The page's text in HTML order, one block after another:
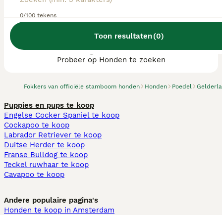
0/100 tekens
Toon resultaten(0)
Fokkers van officiële stamboom honden Honden Poedel
We hebben 0 Poedel fokkers, Eibergen
gevonden.
Probeer op Honden te zoeken
Puppies en pups te koop
Engelse Cocker Spaniel te koop
Cockapoo te koop
Labrador Retriever te koop
Duitse Herder te koop
Franse Bulldog te koop
Teckel ruwhaar te koop
Cavapoo te koop
Andere populaire pagina's
Honden te koop in Amsterdam